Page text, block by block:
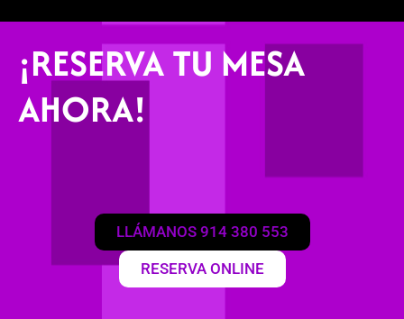
¡RESERVA TU MESA
AHORA!
LLÁMANOS 914 380 553
RESERVA ONLINE